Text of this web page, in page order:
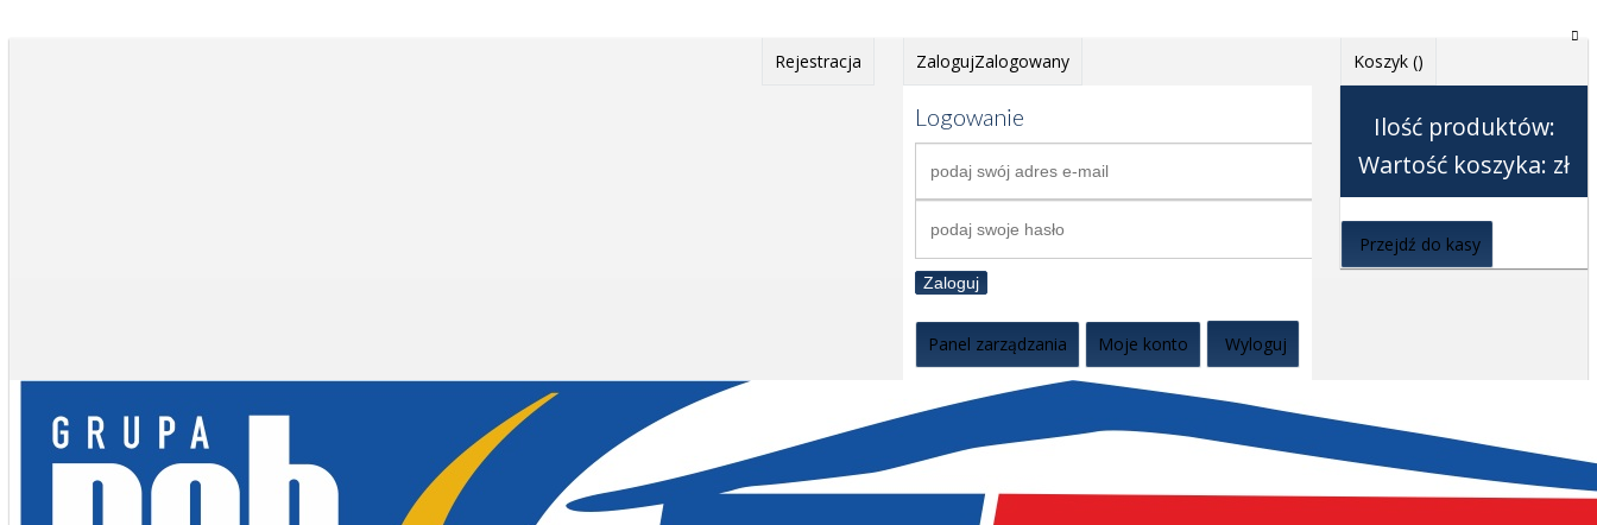
Rejestracja ZalogujZalogowany
Logowanie
Zaloguj
Panel zarządzania Moje konto Wyloguj
Koszyk ()
Ilość produktów:
Wartość koszyka: zł
Przejdź do kasy